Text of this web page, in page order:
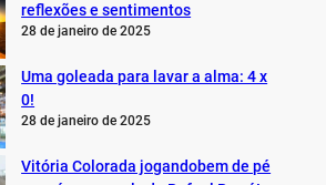
reflexões e sentimentos
28 de janeiro de 2025
Uma goleada para lavar a alma: 4 x
0!
28 de janeiro de 2025
Vitória Colorada jogandobem de pé